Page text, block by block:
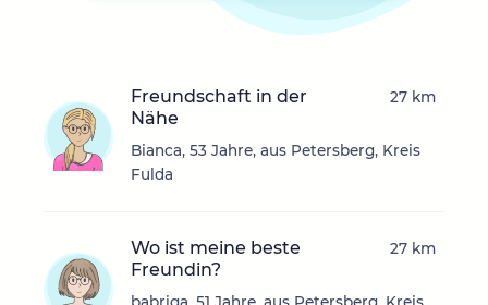
Freundschaft in der
Nähe
Bianca, 53 Jahre, aus Petersberg, Kreis
Fulda
27 km
Wo ist meine beste
Freundin?
27 km